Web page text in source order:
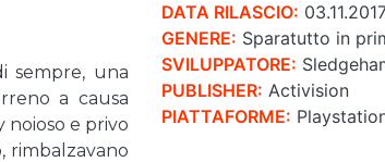
sempre, una
a causa
noioso e privo
rimbalzavano
DATA RILASCIO:
GENERE: Sparatutto in
SVILUPPATORE:
PUBLISHER: Activision
PIATTAFORME: